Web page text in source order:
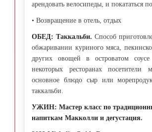
арендовать велосипеды, и покататься
• Возвращение в отель, отдых
ОБЕД: Таккальби. Способ
обжаривании куриного мяса,
других овощей в островатом
некоторых ресторанах посетители
основное блюдо сыр или
таккальби.
УЖИН: Мастер класс по
напиткам Макколли и дегустация.